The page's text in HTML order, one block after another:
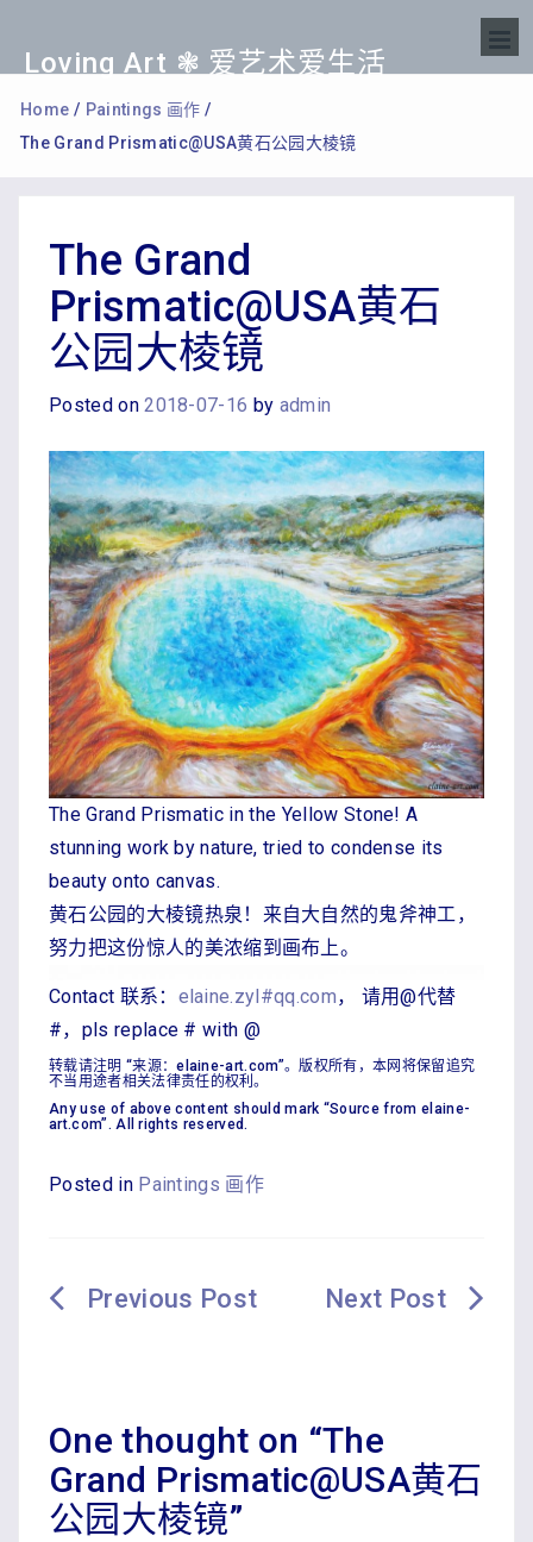
Loving Art ❃ 爱艺术爱生活
Home / Paintings 画作 /
The Grand Prismatic@USA黄石公园大棱镜
The Grand
Prismatic@USA黄石
公园大棱镜
Posted on2018-07-16 by admin
The Grand Prismatic in the Yellow Stone! A
stunning work by nature, tried to condense its
beauty onto canvas.
黄石公园的大棱镜热泉！来自大自然的鬼斧神工，
努力把这份惊人的美浓缩到画布上。
Contact 联系： elaine.zyl#qq.com， 请用@代替
#，pls replace # with @
转载请注明 “来源：elaine-art.com”。版权所有，本网将保留追究
不当用途者相关法律责任的权利。
Any use of above content should mark “Source from elaine-
art.com”. All rights reserved.
Posted in Paintings 画作
文
航
One thought on “The
Grand Prismatic@USA黄石
公园大棱镜”